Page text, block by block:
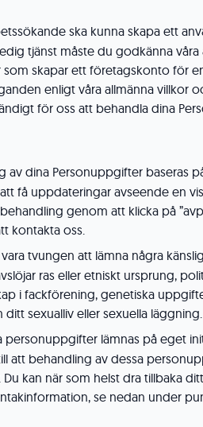
ska kunna skapa ett
tjänst måste du godkänna
skapar ett företagskonto för
enligt våra allmänna villkor
för oss att behandla dina
av dina Personuppgifter baseras
få uppdateringar avseende en
genom att klicka på
kontakta oss.
tvungen att lämna några
ras eller etniskt ursprung,
i fackförening, genetiska
sexualliv eller sexuella läggning.
personuppgifter lämnas på eget
att behandling av dessa
kan när som helst dra tillbaka
se nedan under